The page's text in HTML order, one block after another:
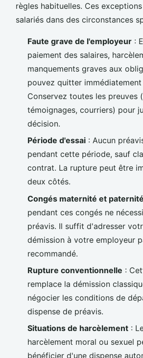
règles habituelles. Ces
salariés dans des circonstances
Faute grave de l'employeur :
paiement des salaires,
manquements graves aux
pouvez quitter
Conservez toutes les preuves
témoignages, courriers) pour
décision.
Période d'essai : Aucun
pendant cette période, sauf
contrat. La rupture peut être
deux côtés.
Congés maternité et paternité
pendant ces congés ne
préavis. Il suffit d'adresser
démission à votre employeur
recommandé.
Rupture conventionnelle :
remplace la démission
négocier les conditions de
dispense de préavis.
Situations de harcèlement :
harcèlement moral ou sexuel
bénéficier d'une dispense